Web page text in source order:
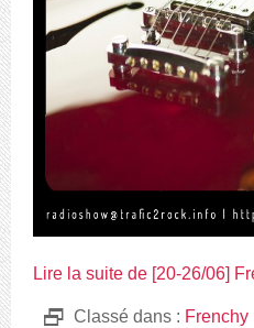
Lire la suite de [20-26/06]
D Classé dans : Frenchy